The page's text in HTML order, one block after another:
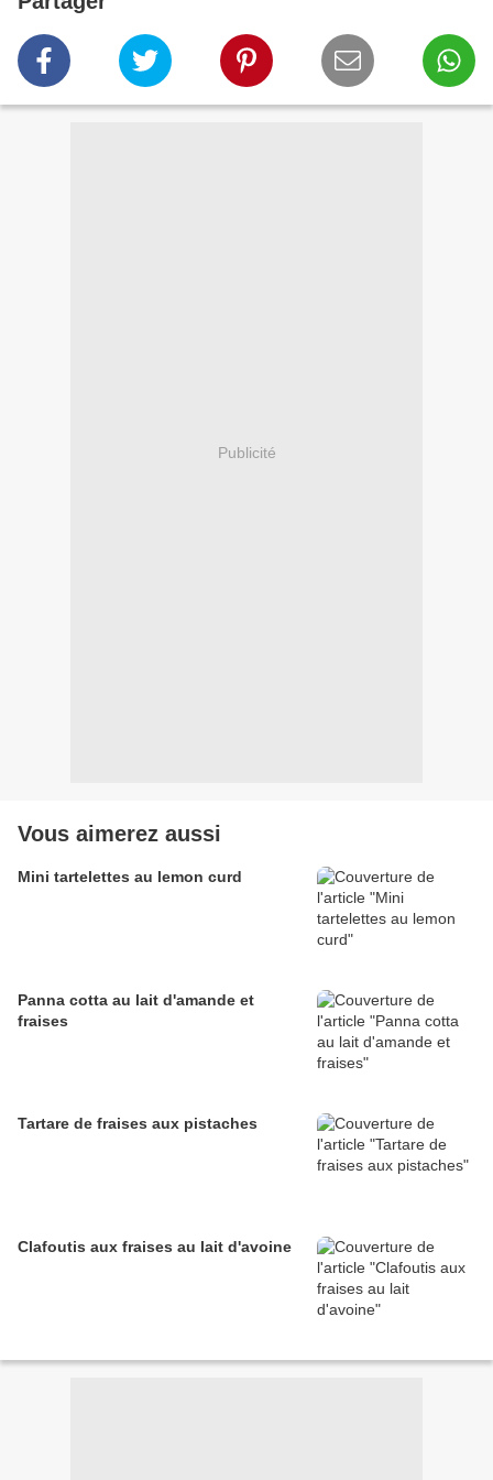
Publicité
Vous aimerez aussi
Mini tartelettes au lemon curd
Panna cotta au lait d'amande et
fraises
Tartare de fraises aux pistaches
Clafoutis aux fraises au lait d'avoine